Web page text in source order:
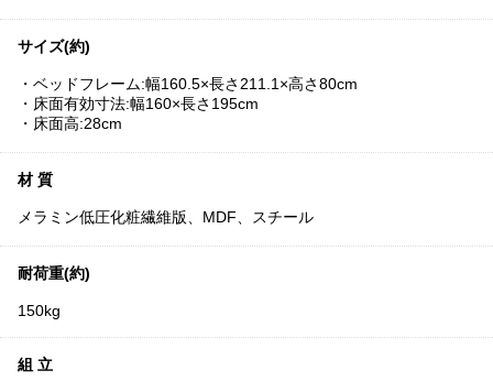
サイズ(約)
・ベッドフレーム:幅160.5×長さ211.1×高さ80cm
・床面有効寸法:幅160×長さ195cm
・床面高:28cm
材 質
メラミン低圧化粧繊維版、MDF、スチール
耐荷重(約)
150kg
組 立